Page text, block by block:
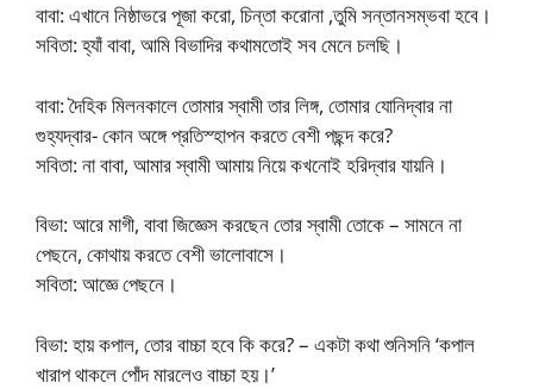
বাবা: এখানে নিষ্ঠাভরে পূজা করো, চিন্তা করোনা ,তুমি সন্তানসম্ভবা হবে।
সবিতা: হ্যাঁ বাবা, আমি বিভাদির কথামতোই সব মেনে চলছি।
বাবা: দৈহিক মিলনকালে তোমার স্বামী তার লিঙ্গ, তোমার যোনিদ্বার না
গুহ্যদ্বার- কোন অঙ্গে প্রতিস্হাপন করতে বেশী পছন্দ করে?
সবিতা: না বাবা, আমার স্বামী আমায় নিয়ে কখনোই হরিদ্বার যায়নি।
বিভা: আরে মাগী, বাবা জিজ্ঞেস করছেন তোর স্বামী তোকে – সামনে না
পেছনে, কোথায় করতে বেশী ভালোবাসে।
সবিতা: আজ্ঞে পেছনে।
বিভা: হায় কপাল, তোর বাচ্চা হবে কি করে? – একটা কথা শুনিসনি ‘কপাল
খারাপ থাকলে পোঁদ মারলেও বাচ্চা হয়।’